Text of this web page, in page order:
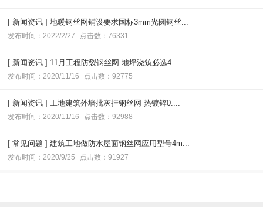
[ 新闻资讯 ] 地暖钢丝网铺设要求国标3mm光圆钢丝...
发布时间：2022/2/27 点击数：76331
[ 新闻资讯 ] 11月工程防裂钢丝网 地坪浇筑必选4...
发布时间：2020/11/16 点击数：92775
[ 新闻资讯 ] 工地建筑外墙批灰挂钢丝网 热镀锌0....
发布时间：2020/11/16 点击数：92988
[ 常见问题 ] 建筑工地做防水屋面钢丝网应用型号4m...
发布时间：2020/9/25 点击数：91927